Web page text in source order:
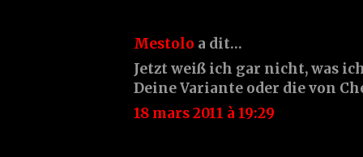
Mestolo a dit…
Jetzt weiß ich gar nicht, was
Deine Variante oder die von
18 mars 2011 à 19:29